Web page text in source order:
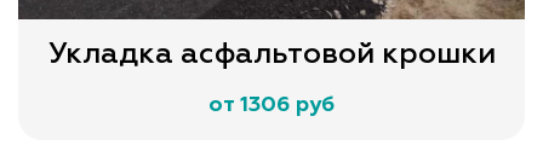
Укладка асфальтовой крошки
от 1306 руб